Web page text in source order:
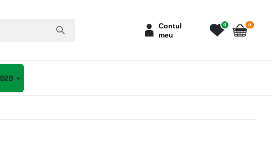
Contul
meu
0
Cart
0articole
B2B